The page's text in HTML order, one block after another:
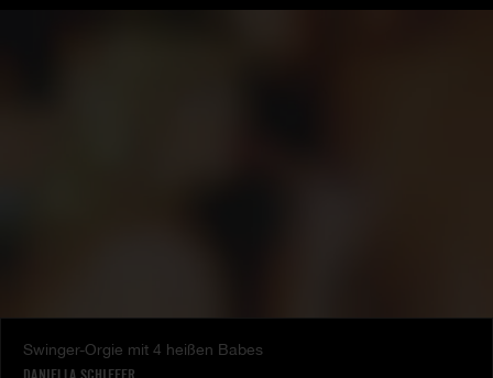
Swinger-Orgie mit 4 heißen Babes
DANIELLA SCHIFFER